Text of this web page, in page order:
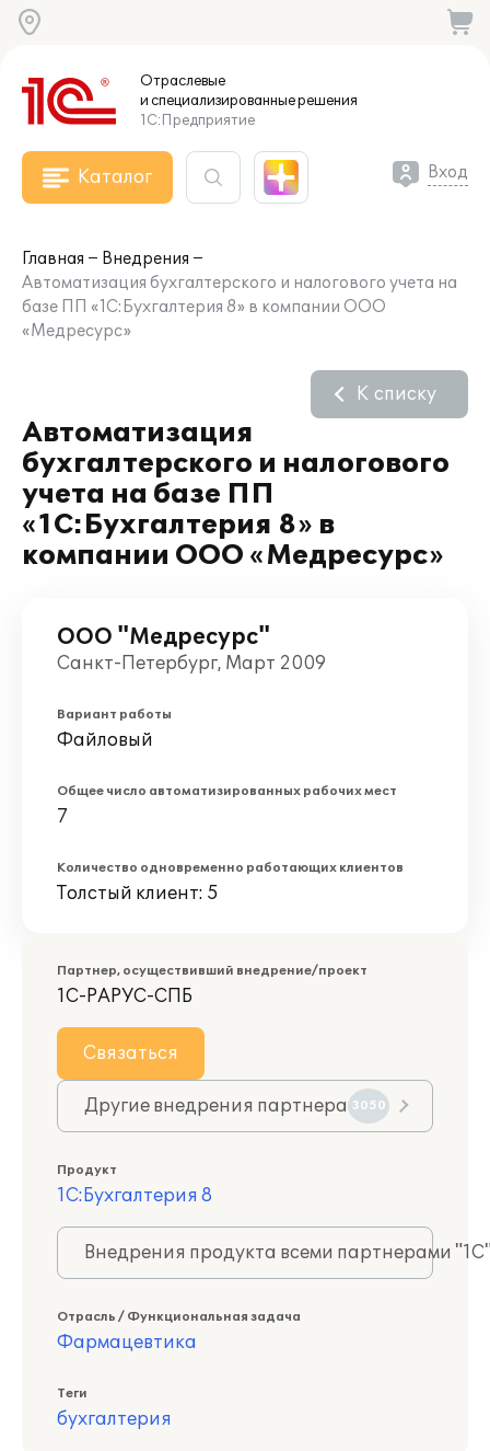
Отраслевые
и специализированныерешения
1С:Предприятие
Каталог Вход
Главная
Внедрения
Автоматизация бухгалтерского и налогового учета на
базе ПП «1С:Бухгалтерия 8» в компании ООО
«Медресурс»
Автоматизация
бухгалтерского и налогового
учета на базе ПП
«1С:Бухгалтерия 8» в
компании ООО «Медресурс»
К списку
ООО "Медресурс"
Санкт-Петербург, Март 2009
Вариант работы
Файловый
Общее число автоматизированных рабочих мест
7
Количество одновременно работающих клиентов
Толстый клиент: 5
Партнер, осуществивший внедрение/проект
1С-РАРУС-СПБ
Связаться
Другие внедрения партнера 3050
Продукт
1С:Бухгалтерия 8
Внедрения продукта всеми партнерами
Отрасль / Функциональная задача
Фармацевтика
Теги
бухгалтерия